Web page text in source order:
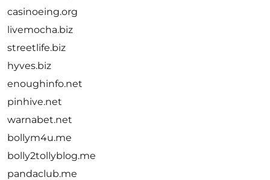
casinoeing.org
livemocha.biz
streetlife.biz
hyves.biz
enoughinfo.net
pinhive.net
warnabet.net
bollym4u.me
bolly2tollyblog.me
pandaclub.me